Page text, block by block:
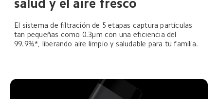
salud y el aire fresco
El sistema de filtración de 5 etapas captura partículas
tan pequeñas como 0.3μm con una eficiencia del
99.9%*, liberando aire limpio y saludable para tu familia.